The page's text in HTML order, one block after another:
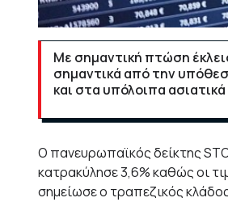
Με σημαντική πτώση
σημαντικά από την
και στα υπόλοιπα
Ο πανευρωπαϊκός δείκτης
κατρακύλησε 3,6% καθώς οι
σημείωσε ο τραπεζικός